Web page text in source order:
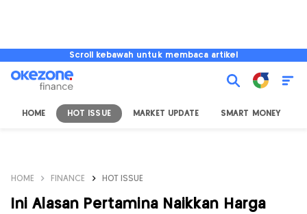
Scroll kebawah untuk membaca artikel
HOME HOT ISSUE MARKET UPDATE SMART MONEY
HOME FINANCE HOT ISSUE
Ini Alasan Pertamina Naikkan Harga